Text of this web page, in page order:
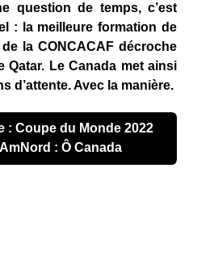
question de temps, c’est
: la meilleure formation de
de la CONCACAF décroche
Qatar. Le Canada met ainsi
d’attente. Avec la manière.
: Coupe du Monde 2022
: Ô Canada